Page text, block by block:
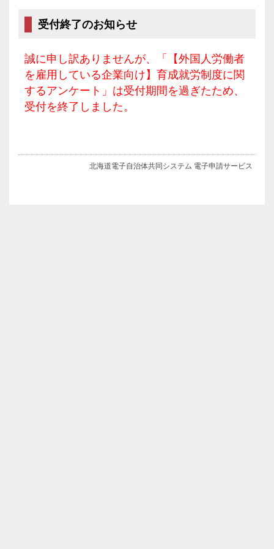
受付終了のお知らせ
誠に申し訳ありませんが、「【外国人労働者
を雇用している企業向け】育成就労制度に関
するアンケート」は受付期間を過ぎたため、
受付を終了しました。
北海道電子自治体共同システム 電子申請サービス